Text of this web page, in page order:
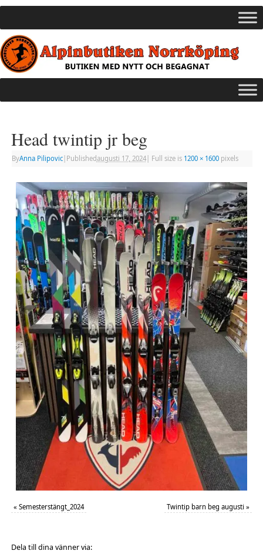
Head twintip jr beg
ByAnna Pilipovic| Publishedaugusti 17, 2024| Full size is 1200 × 1600pixels
« Semesterstängt_2024 Twintip barn beg augusti »
Dela till dina vänner via: